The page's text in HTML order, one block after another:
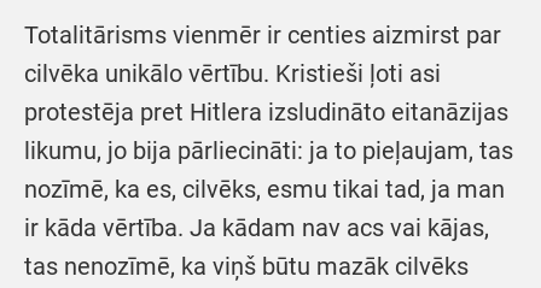
Totalitārisms vienmēr ir centies aizmirst par
cilvēka unikālo vērtību. Kristieši ļoti asi
protestēja pret Hitlera izsludināto eitanāzijas
likumu, jo bija pārliecināti: ja to pieļaujam, tas
nozīmē, ka es, cilvēks, esmu tikai tad, ja man
ir kāda vērtība. Ja kādam nav acs vai kājas,
tas nenozīmē, ka viņš būtu mazāk cilvēks